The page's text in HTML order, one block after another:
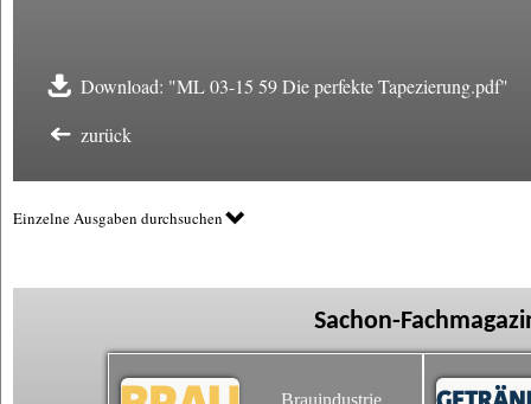
Download: "ML 03-15 59 Die perfekte Tapezierung.pdf"
zurück
Einzelne Ausgaben durchsuchen
Sachon-
Brauindustrie